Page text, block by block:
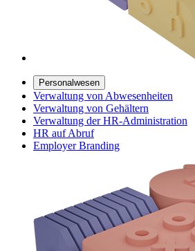
Personalwesen
Verwaltung von Abwesenheiten
Verwaltung von Gehältern
Verwaltung der HR-Administration
HR auf Abruf
Employer Branding